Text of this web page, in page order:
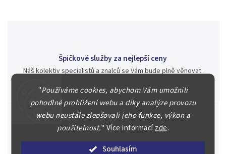
"Používáme cookies, abychom Vám umožnili
pohodlné prohlížení webu a díky analýze provozu
webu neustále zlepšovali jeho funkce, výkon a
použitelnost." Více informacízde.
Souhlasím
Špičkové služby za nejlepší ceny
Náš kolektiv specialistů a znalců se Vám bude plně věnovat.
aukci nebo Vám poradíme kam investovat.
Jsme zde pro Vás nepřetržitě již od roku 2000